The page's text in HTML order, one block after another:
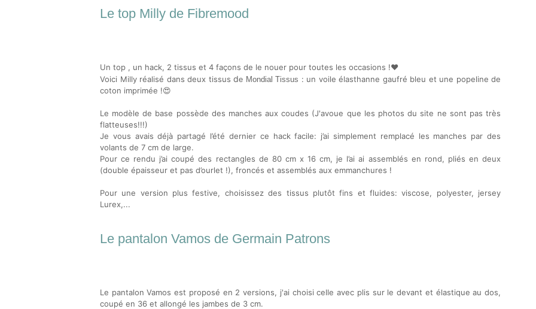
Le top Milly de Fibremood
Un top , un hack, 2 tissus et 4 façons de le nouer pour toutes les occasions !❤️
Voici Milly réalisé dans deux tissus de Mondial Tissus : un voile élasthanne gaufré bleu et une popeline de
coton imprimée !😍
Le modèle de base possède des manches aux coudes (J'avoue que les photos du site ne sont pas très
flatteuses!!!)
Je vous avais déjà partagé l’été dernier ce hack facile: j’ai simplement remplacé les manches par des
volants de 7 cm de large.
Pour ce rendu j’ai coupé des rectangles de 80 cm x 16 cm, je l’ai ai assemblés en rond, pliés en deux
(double épaisseur et pas d’ourlet !), froncés et assemblés aux emmanchures !
Pour une version plus festive, choisissez des tissus plutôt fins et fluides: viscose, polyester, jersey
Lurex,...
Le pantalon Vamos de Germain Patrons
Le pantalon Vamos est proposé en 2 versions, j'ai choisi celleavec plis sur le devant et élastique au dos,
coupé en 36 et allongé les jambes de 3 cm.